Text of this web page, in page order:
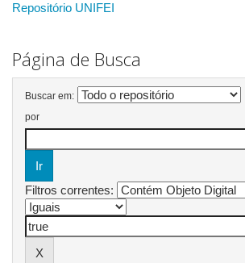
Repositório UNIFEI
Página de Busca
Buscar em:
por
Filtros correntes: